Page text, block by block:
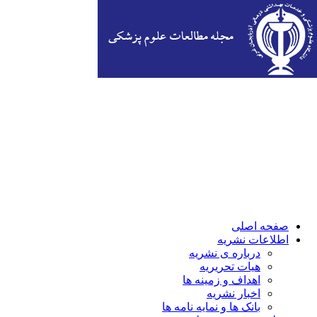
صفحه اصلی
اطلاعات نشریه
درباره ی نشریه
هیات تحریریه
اهداف و زمینه ها
اخبار نشریه
بانک ها و نمایه نامه ها